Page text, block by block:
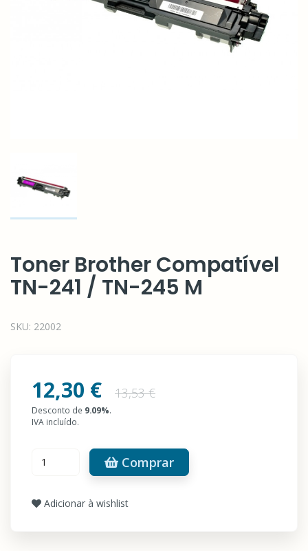
Toner Brother Compatível
TN-241 / TN-245 M
SKU: 22002
12,30 € 13,53 €
Desconto de 9.09%.
IVA incluído.
Comprar
Adicionar à wishlist